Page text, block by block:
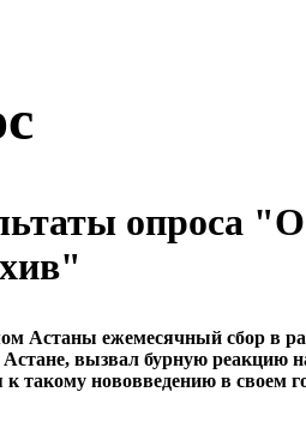
опроса
Астаны ежемесячный сбор в
вызвал бурную реакцию
к такому нововведению в своем